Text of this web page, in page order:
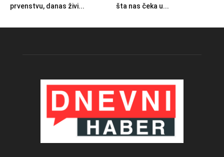
prvenstvu, danas živi...
šta nas čeka u...